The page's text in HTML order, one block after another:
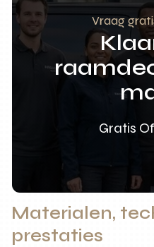
Vraag
Gratis
Materialen,
prestaties